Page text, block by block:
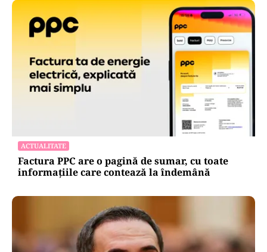
ACTUALITATE
Factura PPC are o pagină de sumar, cu toate
informațiile care contează la îndemână